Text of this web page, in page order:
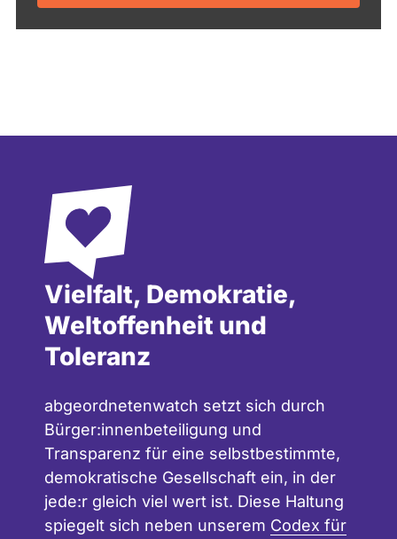
Vielfalt, Demokratie,
Weltoffenheit und
Toleranz
abgeordnetenwatch setzt sich durch
Bürger:innenbeteiligung und
Transparenz für eine selbstbestimmte,
demokratische Gesellschaft ein, in der
jede:r gleich viel wert ist. Diese Haltung
spiegelt sich neben unserem Codex für